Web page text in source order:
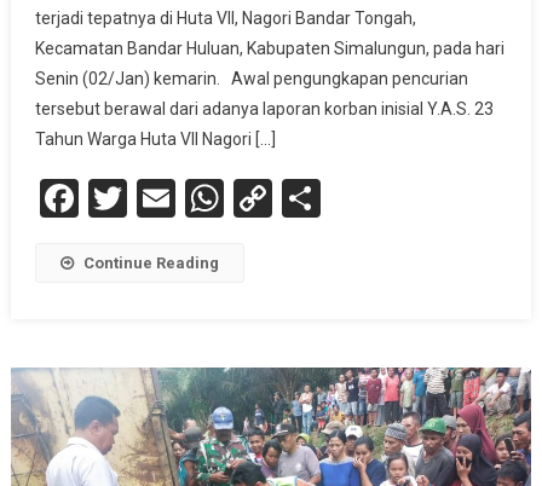
terjadi tepatnya di Huta VII, Nagori Bandar Tongah,
Kecamatan Bandar Huluan, Kabupaten Simalungun, pada hari
Senin (02/Jan) kemarin. Awal pengungkapan pencurian
tersebut berawal dari adanya laporan korban inisial Y.A.S. 23
Tahun Warga Huta VII Nagori […]
Facebook
Twitter
EmailWhatsApp
Copy
Continue Reading